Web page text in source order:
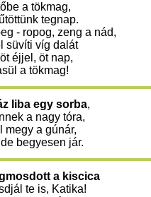
a tökmag,
tegnap.
- ropog, zeng a nád,
süvíti víg dalát
éjjel, öt nap,
a tökmag!
liba egy sorba,
a nagy tóra,
megy a gúnár,
begyesen jár.
a kiscica
te is, Katika!